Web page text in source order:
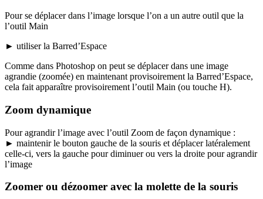
Pour se déplacer dans l’image lorsque l’on a un autre outil que la
l’outil Main
► utiliser la Barred’Espace
Comme dans Photoshop on peut se déplacer dans une image
agrandie (zoomée) en maintenant provisoirement la Barred’Espace,
cela fait apparaître provisoirement l’outil Main (ou touche H).
Zoom dynamique
Pour agrandir l’image avec l’outil Zoom de façon dynamique :
► maintenir le bouton gauche de la souris et déplacer latéralement
celle-ci, vers la gauche pour diminuer ou vers la droite pour agrandir
l’image
Zoomer ou dézoomer avec la molette de la souris